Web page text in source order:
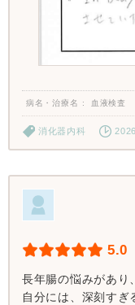
病名・治療名 血液検査
消化器内科
5.0
長年腸の悩みがあり
自分には、深刻すぎ